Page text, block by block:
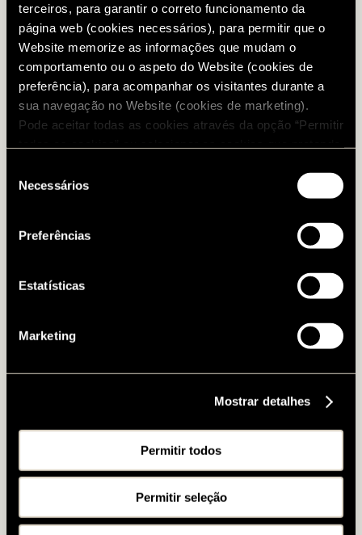
terceiros, para garantir o correto funcionamento da
página web (cookies necessários), para permitir que o
Website memorize as informações que mudam o
comportamento ou o aspeto do Website (cookies de
preferência), para acompanhar os visitantes durante a
sua navegação no Website (cookies de marketing).
Pode aceitar todas as cookies através da opção “Permitir
mais informação sobre cada cookie, visite a nossa
Necessários
Preferências
Estatísticas
Marketing
Mostrar detalhes
Permitir todos
Permitir seleção